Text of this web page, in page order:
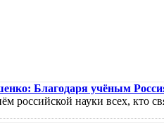
Благодаря учёным
российской науки всех, кто